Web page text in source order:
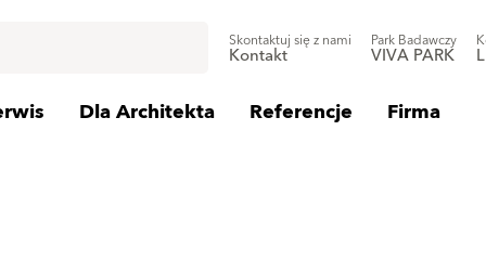
Skontaktuj się z nami
Kontakt
Park Badawczy
VIVA PARK
Dla Architekta Referencje Firma